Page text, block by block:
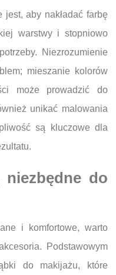
jest, aby nakładać farbę
warstwy i stopniowo
Niezrozumienie
mieszanie kolorów
może prowadzić do
unikać malowania
są kluczowe dla
do
i komfortowe, warto
Podstawowym
do makijażu, które